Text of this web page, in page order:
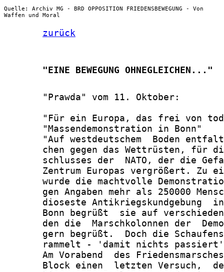
Quelle: Archiv MG - BRD OPPOSITION FRIEDENSBEWEGUNG - Von
Waffen und Moral
zurück
       "EINE BEWEGUNG OHNEGLEICHEN..."